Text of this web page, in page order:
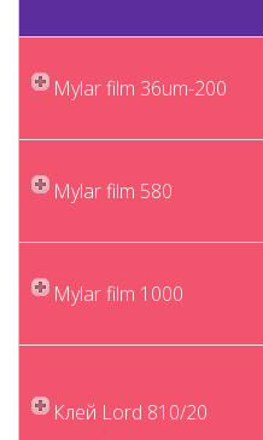
Mylar film 36um-200
Mylar film 580
Mylar film 1000
Клей Lord 810/20